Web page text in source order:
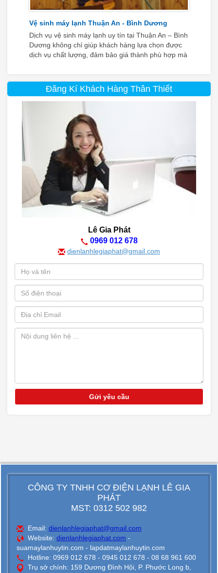
Vệ sinh máy lạnh Thuận An - Bình Dương
Dịch vụ vệ sinh máy lạnh uy tín tại Thuận An – Bình
Dương không chỉ giúp khách hàng lựa chọn được
dịch vụ chất lượng, đảm bảo giá thành phù hợp mà
Đăng Kí Khách Hàng Thân Thiết
Lê Gia Phát
0969 012 678
dienlanhlegiaphat@gmail.com
CÔNG TY TNHH CƠ ĐIỆN LẠNH LÊ GIA
PHÁT
MST: 0312 502 982
Email: dienlanhlegiaphat@gmail.com
Website: dienlanhlegiaphat.com -
suamaylanhuytin.com - lapdatmaylanhuytin.com
Hotline: 0969 012 678 - 0945 012 678 - 08 68 961 600
Trụ sở chính: 159 Dương Đình Hội, P. Phước Long b,